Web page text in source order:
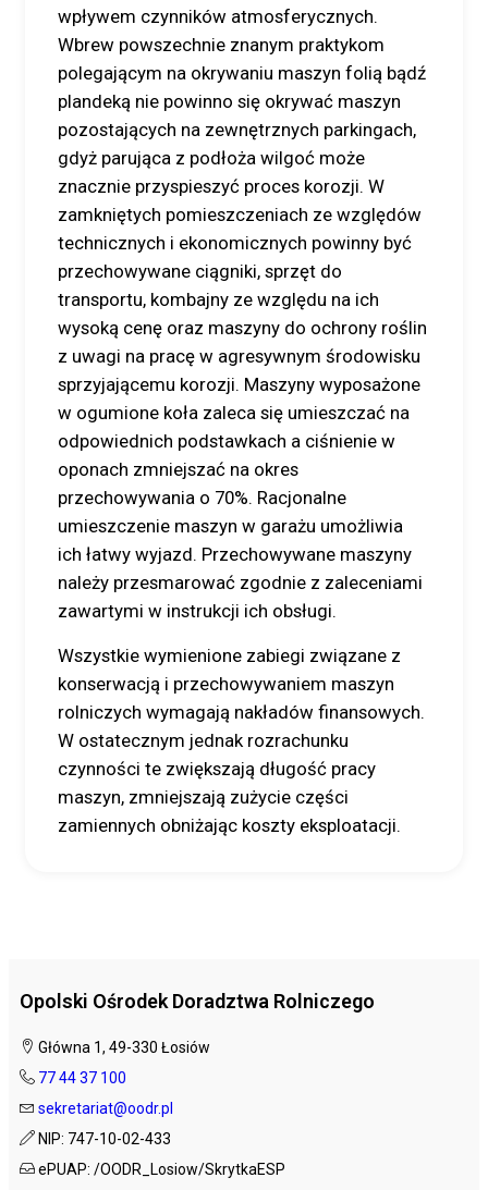
wpływem czynników atmosferycznych.
Wbrew powszechnie znanym praktykom
polegającym na okrywaniu maszyn folią bądź
plandeką nie powinno się okrywać maszyn
pozostających na zewnętrznych parkingach,
gdyż parująca z podłoża wilgoć może
znacznie przyspieszyć proces korozji. W
zamkniętych pomieszczeniach ze względów
technicznych i ekonomicznych powinny być
przechowywane ciągniki, sprzęt do
transportu, kombajny ze względu na ich
wysoką cenę oraz maszyny do ochrony roślin
z uwagi na pracę w agresywnym środowisku
sprzyjającemu korozji. Maszyny wyposażone
w ogumione koła zaleca się umieszczać na
odpowiednich podstawkach a ciśnienie w
oponach zmniejszać na okres
przechowywania o 70%. Racjonalne
umieszczenie maszyn w garażu umożliwia
ich łatwy wyjazd. Przechowywane maszyny
należy przesmarować zgodnie z zaleceniami
zawartymi w instrukcji ich obsługi.
Wszystkie wymienione zabiegi związane z
konserwacją i przechowywaniem maszyn
rolniczych wymagają nakładów finansowych.
W ostatecznym jednak rozrachunku
czynności te zwiększają długość pracy
maszyn, zmniejszają zużycie części
zamiennych obniżając koszty eksploatacji.
Opolski Ośrodek Doradztwa Rolniczego
Główna 1, 49-330 Łosiów
77 44 37 100
sekretariat@oodr.pl
NIP: 747-10-02-433
ePUAP: /OODR_Losiow/SkrytkaESP